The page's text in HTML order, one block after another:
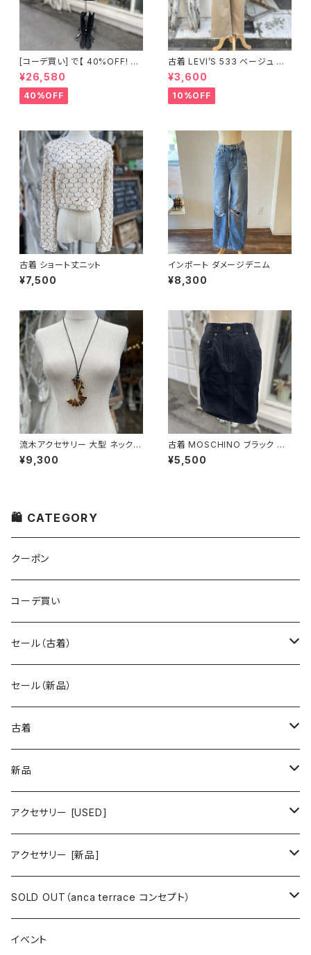
[コーデ買い] で【 40%OFF! 】3
点 古着 後空き ブラック トップス
+ イタリア製 パープル ハイネッ
クスタンドコート + 古着 MOS
CHINO ブラック タイトスカート
¥26,580
40%OFF
古着 LEVI’S 533 ベージュ コッ
トンパンツ
¥3,600
10%OFF
古着 ショート丈ニット
¥7,500
インポート ダメージデニム
¥8,300
流木アクセサリー 大型 ネックレ
ス
¥9,300
古着 MOSCHINO ブラック タ
イトスカート
¥5,500
🛍 CATEGORY
クーポン
コーデ買い
セール（古着）
古着 秋冬コレクション
古着 春夏コレクション
セール（新品）
古着
ワンピース/ドレス
ワンピース
ミニワンピース
トップス
シャツ・ブラウス
ニット
ボトムス
スカート
パンツ
アウター
ジャケット
インナー
新品
ワンピース/ドレス
ワンピース
ミニワンピース
トップス
シャツ・ブラウス
オーバーサイズシャツ
ボトムス
スカート
アウター
アクセサリー [USED]
ピアス
イヤリング
イヤーカフ
アクセサリー [新品]
ピアス
イヤリング
SOLD OUT（anca terrace コンセプト）
コーデ買い
イベント